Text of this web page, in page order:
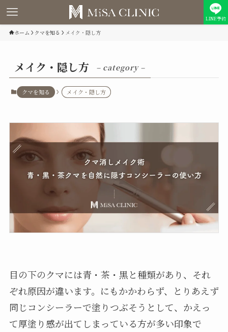
LINE予約
ホーム クマを知る メイク・隠し方
メイク・隠し方 – category –
クマを知る メイク・隠し方
目の下のクマには青・茶・黒と種類があり、それ
ぞれ原因が違います。にもかかわらず、とりあえず
同じコンシーラーで塗りつぶそうとして、かえっ
て厚塗り感が出てしまっている方が多い印象で